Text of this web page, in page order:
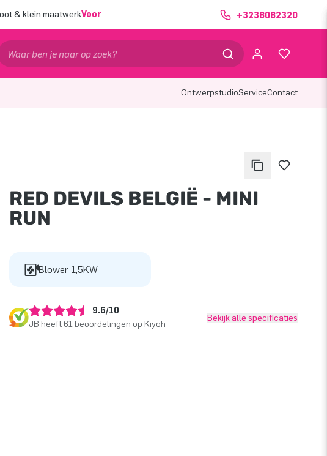
& klein maatwerkVoor +3238082320
OntwerpstudioServiceContact
RED DEVILS BELGIË - MINI
RUN
Blower 1,5KW
9.6/10
JB heeft 61 beoordelingen op Kiyoh
Bekijk alle specificaties